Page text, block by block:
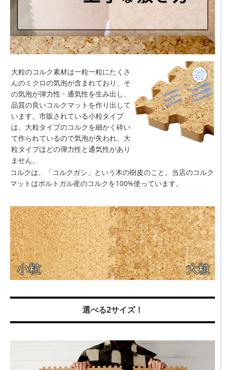
大粒のコルク素材は一粒一粒にたくさ
んのミクロの気泡が含まれており、そ
の気泡が弾力性・通気性を生み出し、
品質の良いコルクマットを作り出して
います。市販されている小粒タイプ
は、大粒タイプのコルクを細かく砕い
て作られているので気泡が失われ、大
粒タイプほどの弾力性と通気性があり
ません。
コルクは、「コルクガシ」という木の樹皮のこと。当店のコルク
マットはポルトガル産のコルクを100%使っています。
選べる2サイズ！